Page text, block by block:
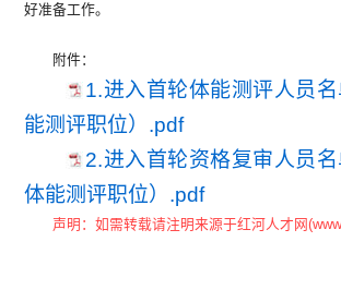
好准备工作。
附件：
1.进入首轮体能测评人员
能测评职位）.pdf
2.进入首轮资格复审人员
体能测评职位）.pdf
声明：如需转载请注明来源于红河人才网